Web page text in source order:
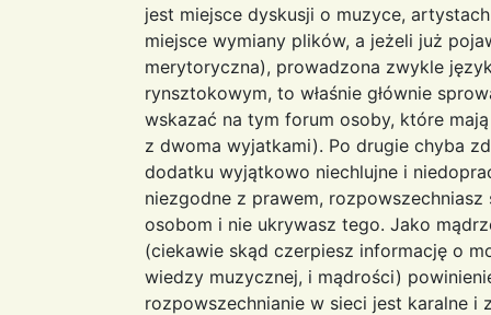
jest miejsce dyskusji o muzyce,
miejsce wymiany plików, a jeżeli już
merytoryczna), prowadzona zwykle
rynsztokowym, to właśnie głównie
wskazać na tym forum osoby, które
z dwoma wyjatkami). Po drugie chyba
dodatku wyjątkowo niechlujne i
niezgodne z prawem,
osobom i nie ukrywasz tego. Jako
(ciekawie skąd czerpiesz informację o
wiedzy muzycznej, i mądrości)
rozpowszechnianie w sieci jest karalne i